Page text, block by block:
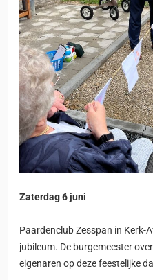
Zaterdag 6 juni
Paardenclub Zesspan in Kerk-
jubileum. De burgemeester
eigenaren op deze feestelijke